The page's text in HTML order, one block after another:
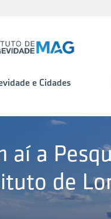
e Cidades
aí a
de